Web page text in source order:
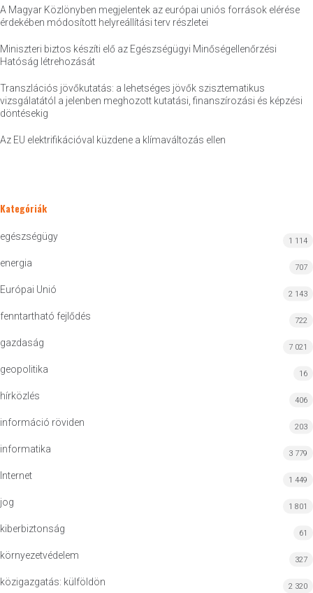
A Magyar Közlönyben megjelentek az európai uniós források elérése
érdekében módosított helyreállítási terv részletei
Miniszteri biztos készíti elő az Egészségügyi Minőségellenőrzési
Hatóság létrehozását
Transzlációs jövőkutatás: a lehetséges jövők szisztematikus
vizsgálatától a jelenben meghozott kutatási, finanszírozási és képzési
döntésekig
Az EU elektrifikációval küzdene a klímaváltozás ellen
Kategóriák
egészségügy 1 114
energia 707
Európai Unió 2 143
fenntartható fejlődés 722
gazdaság 7 021
geopolitika 16
hírközlés 406
információ röviden 203
informatika 3 779
Internet 1 449
jog 1 801
kiberbiztonság 61
környezetvédelem 327
közigazgatás: külföldön 2 320